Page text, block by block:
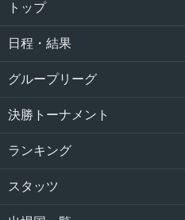
トップ
日程・結果
グループリーグ
決勝トーナメント
ランキング
スタッツ